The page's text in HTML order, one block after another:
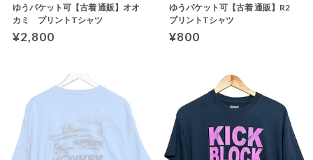
ゆうパケット可【古着 通販】オオ
カミ プリントTシャツ
¥2,800
ゆうパケット可【古着 通販】R2
プリントTシャツ
¥800